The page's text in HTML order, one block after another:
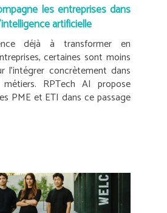
les entreprises dans
artificielle
déjà à transformer en
certaines sont moins
l’intégrer concrètement dans
RPTech AI propose
PME et ETI dans ce passage